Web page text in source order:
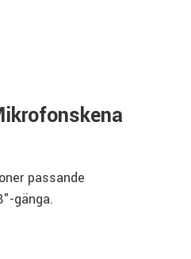
passande
gänga.